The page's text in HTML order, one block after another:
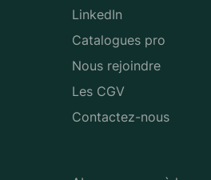
LinkedIn
Catalogues pro
Nous rejoindre
Les CGV
Contactez-nous